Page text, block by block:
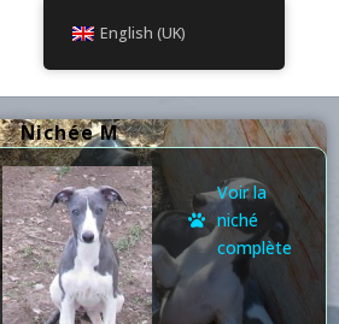
Nichée M
Voir la
niché
complète
English (UK)